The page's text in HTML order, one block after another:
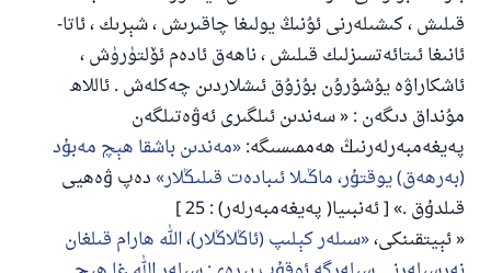
قىلىش ، كىشىلەرنى ئۇنىڭ يولىغا چاقىرىش ، شېرىك ، ئاتا-
ئانىغا ئىتائەتسىزلىك قىلىش ، ناھەق ئادەم ئۆلتۈرۈش ،
ئاشكاراۋە يۇشۇرۇن بۇزۇق ئىشلاردىن چەكلەش . ئاللاھ
مۇنداق دىگەن : « ﺳﻪﻧﺪﯨﻦ ﺋﯩﻠﮕﯩﺮﻯ ﺋﻪﯞﻩﺗﯩﻠﮕﻪﻥ
ﭘﻪﻳﻐﻪﻣﺒﻪﺭﻟﻪﺭﻧﯩﯔ ﻫﻪﻣﻤﯩﺴﯩﮕﻪ: ﻣﻪﻧﺪﯨﻦ ﺑﺎﺷﻘﺎ ﻫﯧﭻ ﻣﻪﺑﯘﺩ
(ﺑﻪﺭﻫﻪﻕ) ﻳﻮﻗﺘﯘﺭ، ﻣﺎﯕﯩﻼ ﺋﯩﺒﺎﺩﻩﺕ ﻗﯩﻠﯩﯖﻼﺭ ﺩﻩﭖ ﯞﻩﻫﻴﻰ
ﻗﯩﻠﺪﯗﻕ .» [ ئەنبىيا( پەيغەمبەرلەر) : 25 ]
« ﺋﯧﻴﺘﻘﯩﻨﻜﻰ، ﺳﯩﻠﻪﺭ ﻛﯧﻠﯩﭗ (ﺋﺎﯕﻼﯕﻼﺭ)، ﺍﻟﻠﻪ ﻫﺎﺭﺍﻡ ﻗﯩﻠﻐﺎﻥ